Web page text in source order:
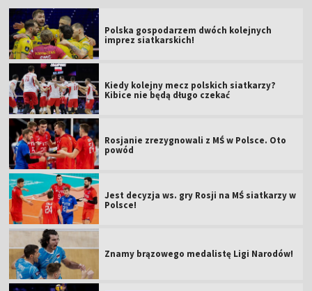
Polska gospodarzem dwóch kolejnych
imprez siatkarskich!
Kiedy kolejny mecz polskich siatkarzy?
Kibice nie będą długo czekać
Rosjanie zrezygnowali z MŚ w Polsce. Oto
powód
Jest decyzja ws. gry Rosji na MŚ siatkarzy w
Polsce!
Znamy brązowego medalistę Ligi Narodów!